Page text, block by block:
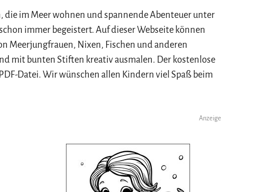
im Meer wohnen und spannende Abenteuer unter
immer begeistert. Auf dieser Webseite können
Meerjungfrauen, Nixen, Fischen und anderen
mit bunten Stiften kreativ ausmalen. Der kostenlose
Datei. Wir wünschen allen Kindern viel Spaß beim
Anzeige